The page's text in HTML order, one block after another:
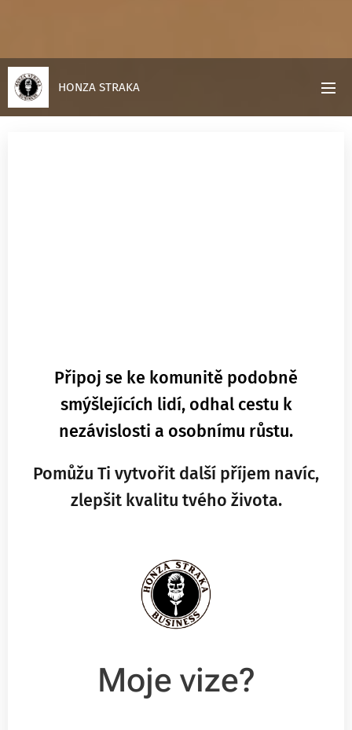
HONZA STRAKA
Připoj se ke komunitě podobně
smýšlejících lidí, odhal cestu k
nezávislosti a osobnímu růstu.
Pomůžu Ti vytvořit další příjem navíc,
zlepšit kvalitu tvého života.
Moje vize?